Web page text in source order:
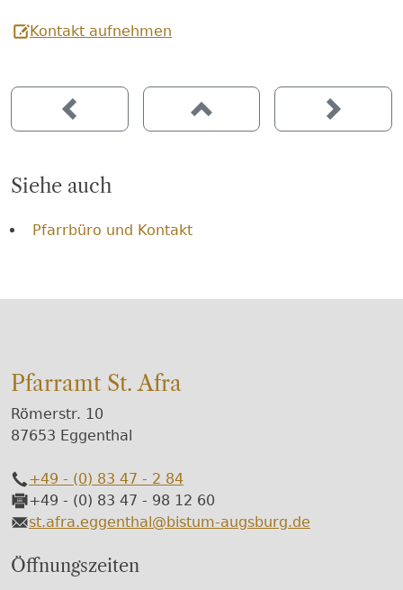
Kontakt aufnehmen
Siehe auch
Pfarrbüro und Kontakt
Pfarramt St. Afra
Römerstr. 10
87653 Eggenthal
Telefon
+49 - (0) 83 47 - 2 84
Fax
+49 - (0) 83 47 - 98 12 60
E-Mail
st.afra.eggenthal@bistum-augsburg.de
Öffnungszeiten